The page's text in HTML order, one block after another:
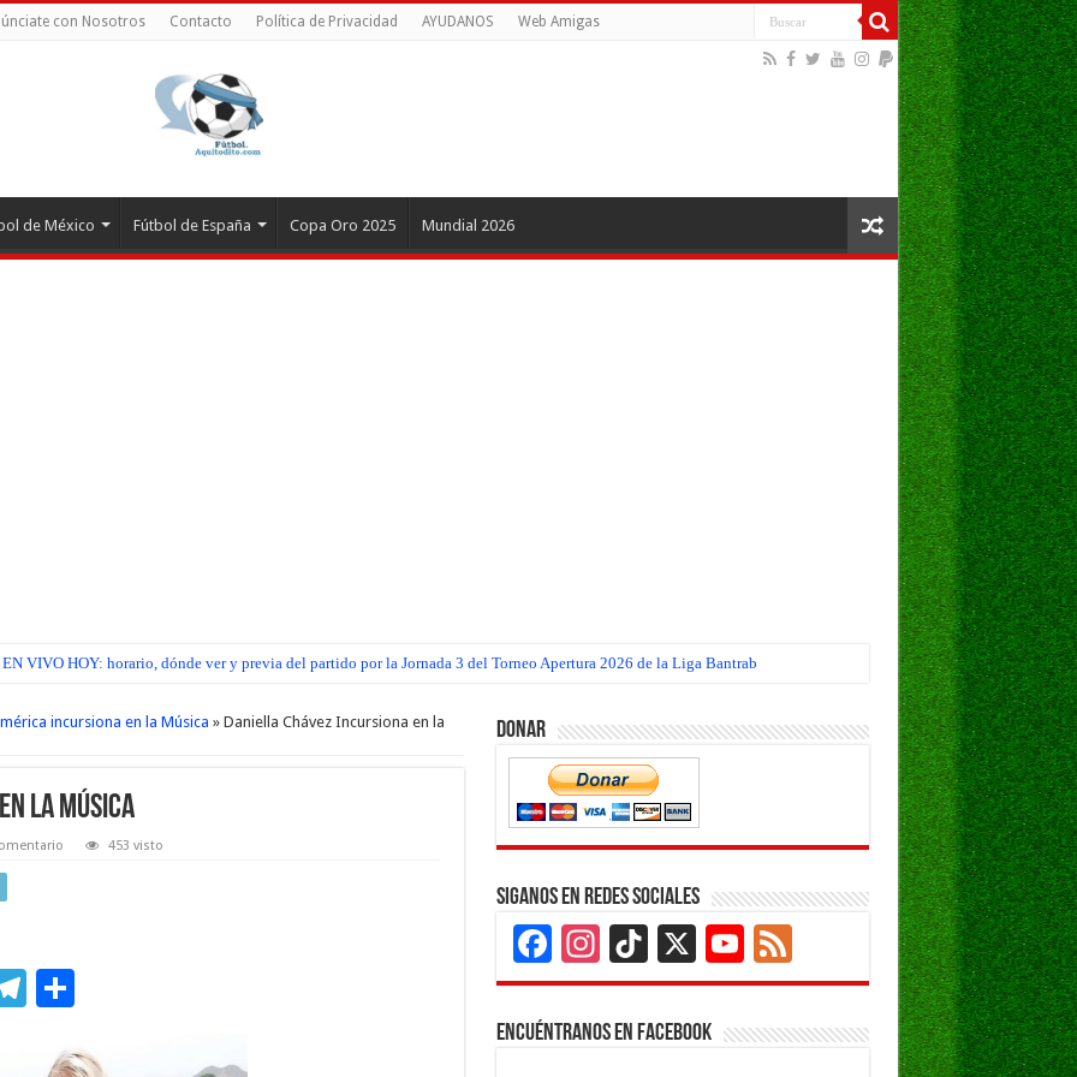
con Nosotros Contacto Política de Privacidad AYUDANOS Web Amigas
de México Fútbol de España Copa Oro 2025 Mundial 2026
VIVO HOY: horario, dónde ver y previa del partido por la Jornada 3 del Torneo Apertura 2026 de la Liga Bantrab
incursiona en la Música » Daniella Chávez Incursiona en la
la Música
453 visto
T
e
C
m
Donar
Siganos en Redes Sociales
Facebook
Instagram
TikTok
X YouTube
Channel
Feed
Encuéntranos en Facebook